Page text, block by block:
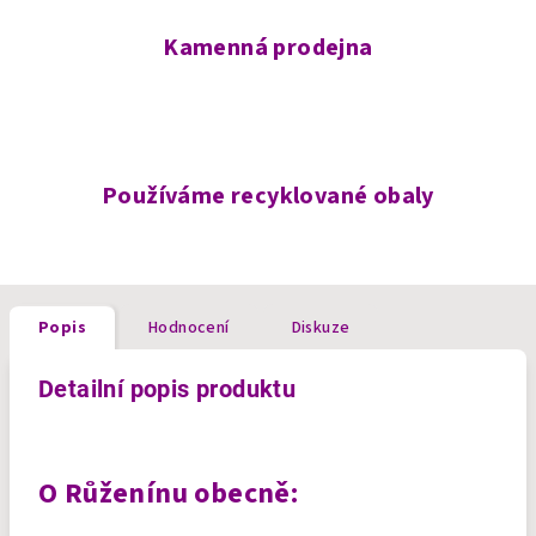
Kamenná prodejna
Používáme recyklované obaly
Popis Hodnocení Diskuze
Detailní popis produktu
O Růženínu obecně: